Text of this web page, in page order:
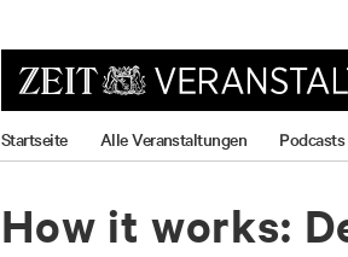
Startseite Alle Veranstaltungen
How it works: